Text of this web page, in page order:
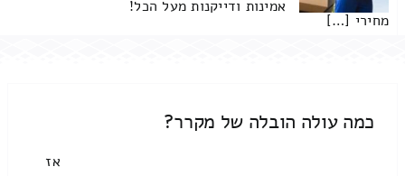
אמינות ודייקנות מעל הכל!
מחירי […]
כמה עולה הובלה של מקרר?
אז